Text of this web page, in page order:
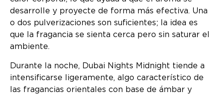
desarrolle y proyecte de forma más efectiva. Una
o dos pulverizaciones son suficientes; la idea es
que la fragancia se sienta cerca pero sin saturar el
ambiente.
Durante la noche, Dubai Nights Midnight tiende a
intensificarse ligeramente, algo característico de
las fragancias orientales con base de ámbar y